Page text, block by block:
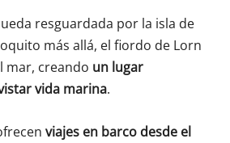
resguardada por la isla de
más allá, el fiordo de Lorn
mar, creando un lugar
vida marina.
viajes en barco desde el